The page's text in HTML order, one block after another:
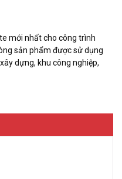
mới nhất cho công trình
sản phẩm được sử dụng
dựng, khu công nghiệp,